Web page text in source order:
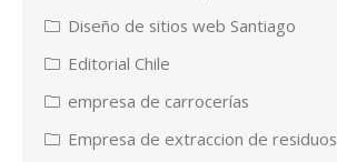
Diseño de sitios web Santiago
Editorial Chile
empresa de carrocerías
Empresa de extraccion de residuos